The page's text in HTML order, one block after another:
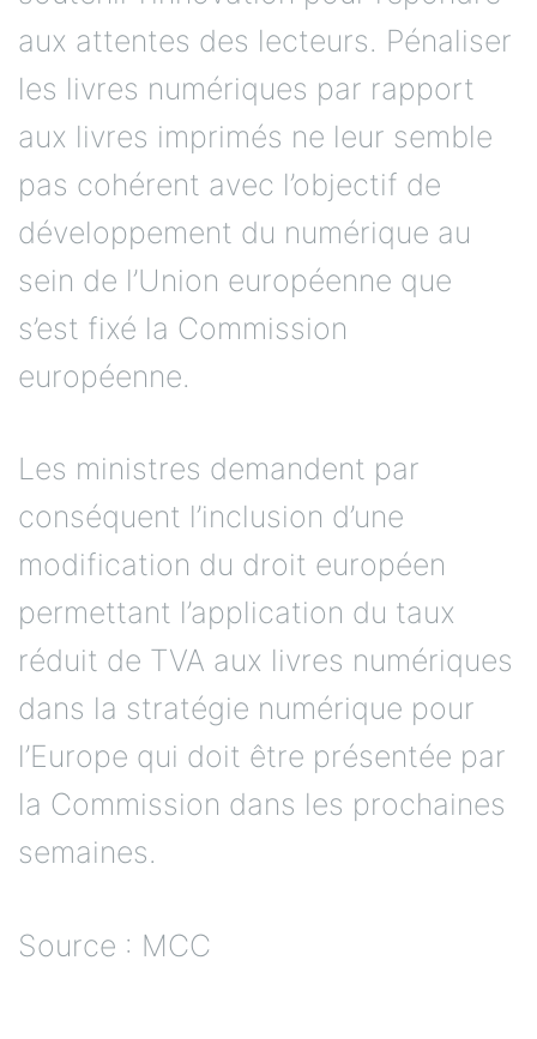
aux attentes des lecteurs. Pénaliser
les livres numériques par rapport
aux livres imprimés ne leur semble
pas cohérent avec l’objectif de
développement du numérique au
sein de l’Union européenne que
s’est fixé la Commission
européenne.
Les ministres demandent par
conséquent l’inclusion d’une
modification du droit européen
permettant l’application du taux
réduit de TVA aux livres numériques
dans la stratégie numérique pour
l’Europe qui doit être présentée par
la Commission dans les prochaines
semaines.
Source : MCC